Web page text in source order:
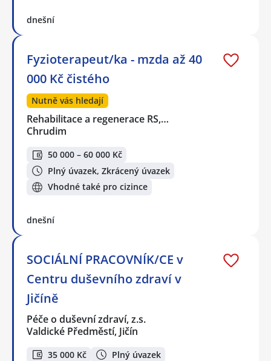
dnešní
Fyzioterapeut/ka - mzda až 40
000 Kč čistého
Nutně vás hledají
Rehabilitace a regenerace RS,…
Chrudim
50 000 – 60 000 Kč
Plný úvazek, Zkrácený úvazek
Vhodné také pro cizince
dnešní
SOCIÁLNÍ PRACOVNÍK/CE v
Centru duševního zdraví v
Jičíně
Péče o duševní zdraví, z.s.
Valdické Předměstí, Jičín
35 000 Kč Plný úvazek